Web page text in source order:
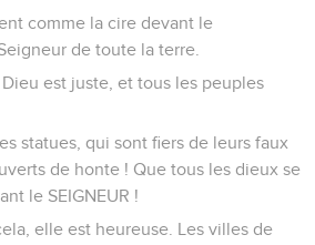
comme la cire devant le
de toute la terre.
est juste, et tous les peuples
statues, qui sont fiers de leurs faux
de honte ! Que tous les dieux se
le SEIGNEUR !
elle est heureuse. Les villes de